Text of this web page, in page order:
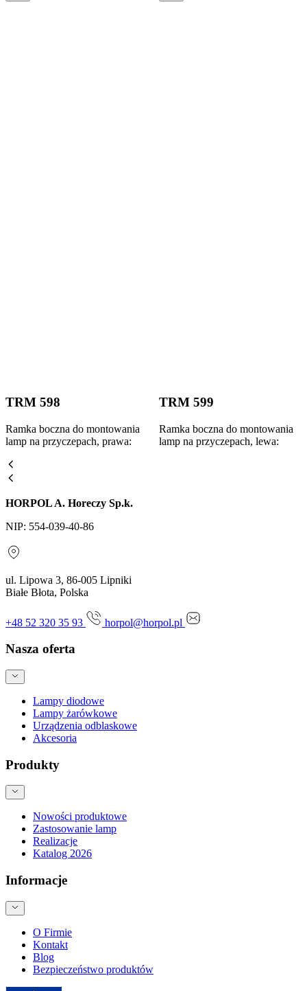
TRM 598
Ramka boczna do montowania
lamp na przyczepach, prawa:
TRM 599
Ramka boczna do montowania
lamp na przyczepach, lewa:
HORPOL A. Horeczy Sp.k.
NIP: 554-039-40-86
ul. Lipowa 3, 86-005 Lipniki
Białe Błota, Polska
+48 52 320 35 93 horpol@horpol.pl
Nasza oferta
Lampy diodowe
Lampy żarówkowe
Urządzenia odblaskowe
Akcesoria
Produkty
Nowości produktowe
Zastosowanie lamp
Realizacje
Katalog 2026
Informacje
O Firmie
Kontakt
Blog
Bezpieczeństwo produktów